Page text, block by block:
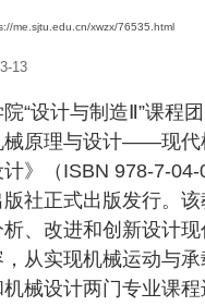
me.sjtu.edu.cn/xwzx/76535.html
13
“设计与制造Ⅱ”课程
械原理与设计——现代
》（ISBN 978-7-04-
社正式出版发行。
、改进和创新设计
从实现机械运动与承
械设计两门专业课